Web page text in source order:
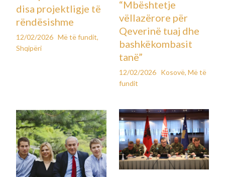
disa projektligje të
rëndësishme
12/02/2026 Më të fundit,
Shqipëri
“Mbështetje
vëllazërore për
Qeverinë tuaj dhe
bashkëkombasit
tanë”
12/02/2026 Kosovë, Më të
fundit